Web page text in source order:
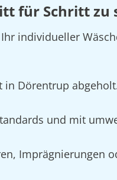
für Schritt
individueller
in Dörentrup
und mit
Imprägnierungen